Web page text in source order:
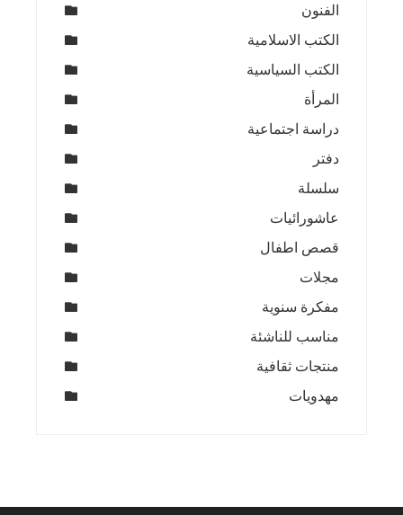
الفنون
الكتب الاسلامية
الكتب السياسية
المرأة
دراسة اجتماعية
دفتر
سلسلة
عاشورائيات
قصص اطفال
مجلات
مفكرة سنوية
مناسب للناشئة
منتجات ثقافية
مهدويات